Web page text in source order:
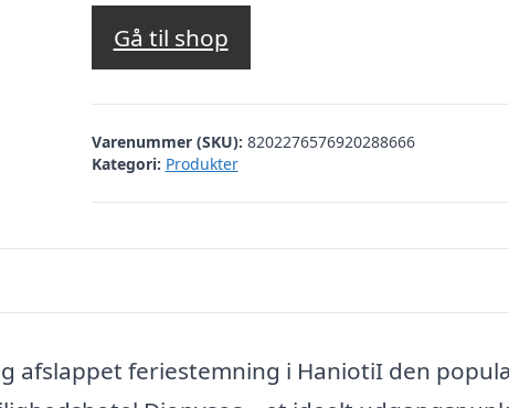
Gå til shop
Varenummer (SKU): 8202276576920288666
Kategori: Produkter
afslappet feriestemning i HaniotiI den